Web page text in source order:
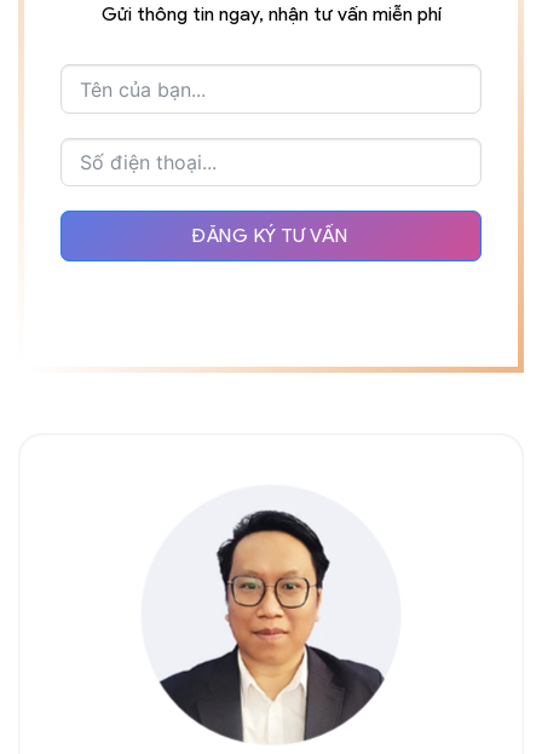
Gửi thông tin ngay, nhận tư vấn miễn phí
ĐĂNG KÝ TƯ VẤN